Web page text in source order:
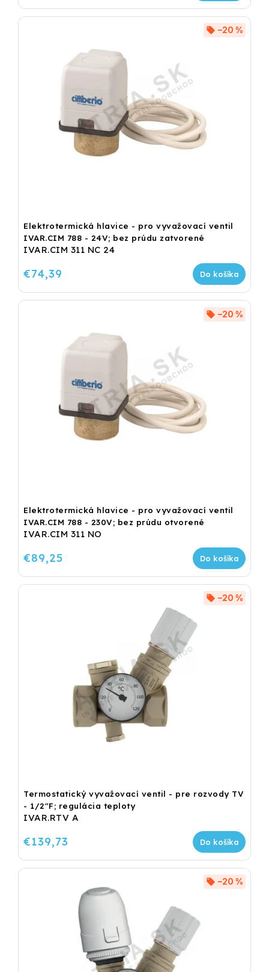
Elektrotermická hlavice - pro vyvažovací ventil
IVAR.CIM 788 - 24V; bez prúdu zatvorené
IVAR.CIM 311 NC 24
–20 %
€74,39 Do košíka
Elektrotermická hlavice - pro vyvažovací ventil
IVAR.CIM 788 - 230V; bez prúdu otvorené
IVAR.CIM 311 NO
–20 %
€89,25 Do košíka
Termostatický vyvažovací ventil - pre rozvody TV
- 1/2"F; regulácia teploty
IVAR.RTV A
–20 %
€139,73 Do košíka
–20 %